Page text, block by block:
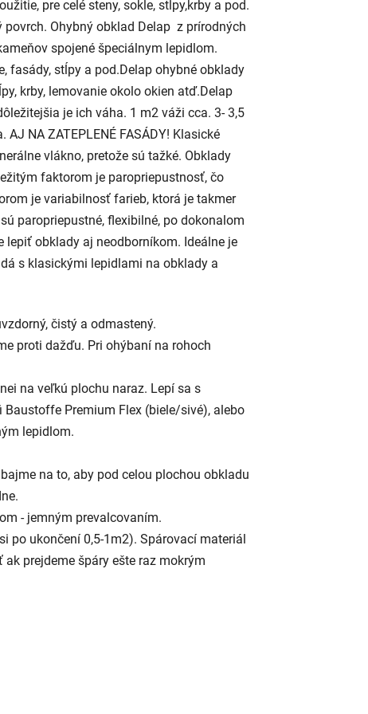
pre celé steny, sokle, stĺpy,krby a pod.
Ohybný obklad Delap z prírodných
spojené špeciálnym lepidlom.
fasády, stĺpy a pod.Delap ohybné obklady
krby, lemovanie okolo okien atď.Delap
je ich váha. 1 m2 váži cca. 3- 3,5
NA ZATEPLENÉ FASÁDY! Klasické
vlákno, pretože sú tažké. Obklady
faktorom je paropriepustnosť, čo
je variabilnosť farieb, ktorá je takmer
paropriepustné, flexibilné, po dokonalom
obklady aj neodborníkom. Ideálne je
s klasickými lepidlami na obklady a
čistý a odmastený.
proti dažďu. Pri ohýbaní na rohoch
na veľkú plochu naraz. Lepí sa s
Baustoffe Premium Flex (biele/sivé), alebo
lepidlom.
na to, aby pod celou plochou obkladu
- jemným prevalcovaním.
po ukončení 0,5-1m2). Spárovací materiál
prejdeme špáry ešte raz mokrým